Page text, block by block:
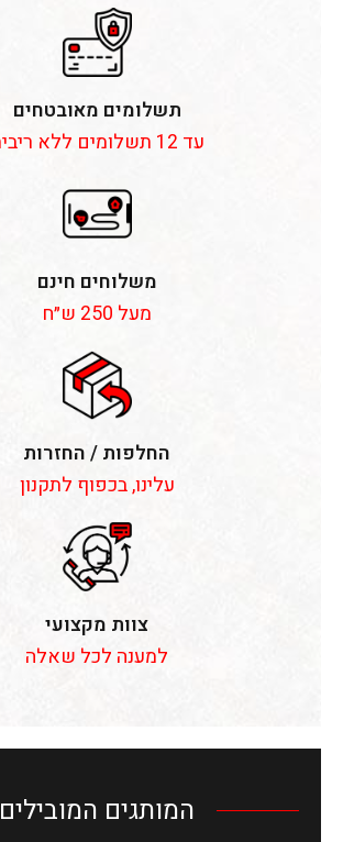
תשלומים מאובטחים
עד 12 תשלומים ללא ריבית
משלוחים חינם
מעל 250 ש״ח
החלפות / החזרות
עלינו, בכפוף לתקנון
צוות מקצועי
למענה לכל שאלה
המותגים המובילים